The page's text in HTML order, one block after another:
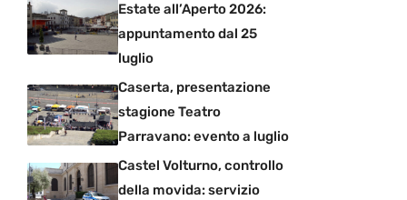
Estate all’Aperto 2026:
appuntamento dal 25
luglio
Caserta, presentazione
stagione Teatro
Parravano: evento a luglio
Castel Volturno, controllo
della movida: servizio